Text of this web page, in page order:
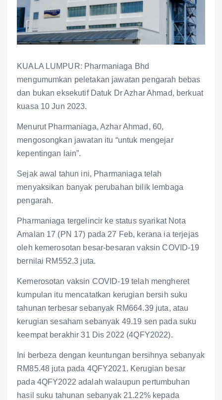
KUALA LUMPUR: Pharmaniaga Bhd
mengumumkan peletakan jawatan pengarah bebas
dan bukan eksekutif Datuk Dr Azhar Ahmad, berkuat
kuasa 10 Jun 2023.
Menurut Pharmaniaga, Azhar Ahmad, 60,
mengosongkan jawatan itu “untuk mengejar
kepentingan lain”.
Sejak awal tahun ini, Pharmaniaga telah
menyaksikan banyak perubahan bilik lembaga
pengarah.
Pharmaniaga tergelincir ke status syarikat Nota
Amalan 17 (PN 17) pada 27 Feb, kerana ia terjejas
oleh kemerosotan besar-besaran vaksin COVID-19
bernilai RM552.3 juta.
Kemerosotan vaksin COVID-19 telah mengheret
kumpulan itu mencatatkan kerugian bersih suku
tahunan terbesar sebanyak RM664.39 juta, atau
kerugian sesaham sebanyak 49.19 sen pada suku
keempat berakhir 31 Dis 2022 (4QFY2022).
Ini berbeza dengan keuntungan bersihnya sebanyak
RM85.48 juta pada 4QFY2021. Kerugian besar
pada 4QFY2022 adalah walaupun pertumbuhan
hasil suku tahunan sebanyak 21.22% kepada